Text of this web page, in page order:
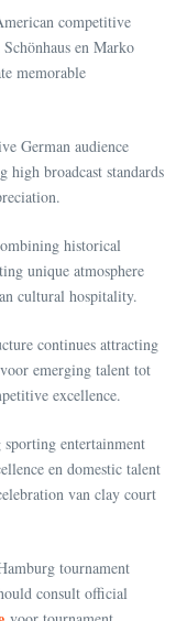
competitive
en Marko
memorable
German audience
high broadcast standards
historical
unique atmosphere
cultural hospitality.
continues attracting
emerging talent tot
excellence.
sporting entertainment
en domestic talent
van clay court
tournament
consult official